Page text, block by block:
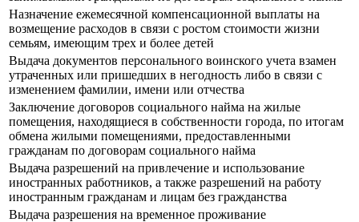
Назначение ежемесячной компенсационной выплаты на
возмещение расходов в связи с ростом стоимости жизни
семьям, имеющим трех и более детей
Выдача документов персонального воинского учета взамен
утраченных или пришедших в негодность либо в связи с
изменением фамилии, имени или отчества
Заключение договоров социального найма на жилые
помещения, находящиеся в собственности города, по итогам
обмена жилыми помещениями, предоставленными
гражданам по договорам социального найма
Выдача разрешений на привлечение и использование
иностранных работников, а также разрешений на работу
иностранным гражданам и лицам без гражданства
Выдача разрешения на временное проживание